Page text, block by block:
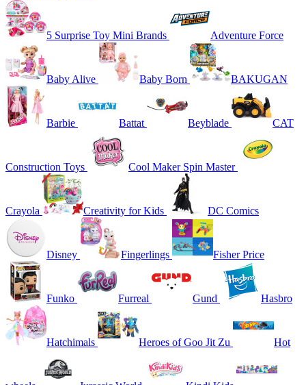
5 Surprise Toy Mini Brands Adventure Force
Baby Alive Baby Born BAKUGAN
Barbie Battat Beyblade CAT
Construction Toys Cool Maker Spin Master
Crayola Creativity for Kids DC Comics
Disney Fingerlings Fisher Price
Funko Furreal Gund Hasbro
Hatchimals Heroes of Goo Jit Zu Hot